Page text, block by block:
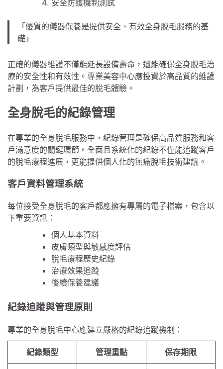
安全防護機制測試
「優質的儀器保養是提供安全、有效全身脫毛服務的基
礎」
正確的儀器維護不僅能延長設備壽命，還能確保全身脫毛治
療的安全性和有效性。專業美容中心應投資於高品質的維護
計劃，為客戶提供最佳的脫毛體驗。
全身脫毛的紀錄管理
在專業的全身脫毛服務中，紀錄管理是確保高品質服務和客
戶滿意度的關鍵環節。全面且系統化的紀錄不僅能追蹤客戶
的脫毛療程進展，更能提供個人化的無痛脫毛技術建議。
客戶資料管理系統
每位接受全身脫毛的客戶都應擁有專屬的電子檔案，包含以
下重要資訊：
個人基本資料
皮膚類型與敏感度評估
脫毛療程歷史紀錄
治療效果追蹤
後續保養建議
紀錄追蹤與管理原則
專業的全身脫毛中心應建立嚴格的紀錄追蹤機制：
紀錄類型 管理重點 保存期限